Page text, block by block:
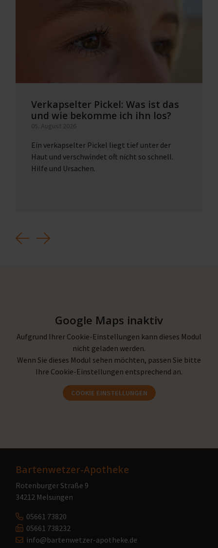
Verkapselter Pickel: Was ist das
und wie bekomme ich ihn los?
05. August 2026
Ein verkapselter Pickel liegt tief unter der
Haut und verschwindet oft nicht so schnell.
Hilfe und Ursachen.
Previous
Next
Google Maps inaktiv
Aufgrund Ihrer Cookie-Einstellungen kann dieses Modul
nicht geladen werden.
Wenn Sie dieses Modul sehen möchten, passen Sie bitte
Ihre Cookie-Einstellungen entsprechend an.
COOKIE EINSTELLUNGEN
Bartenwetzer-Apotheke
Rotenburger Straße 9
34212 Melsungen
05661 73820
05661 738232
info@bartenwetzer-apotheke.de